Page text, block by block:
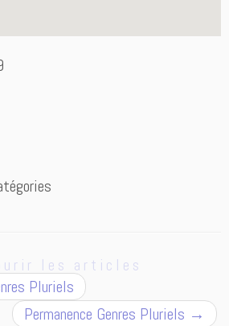
les articles
Pluriels
Permanence Genres Pluriels →